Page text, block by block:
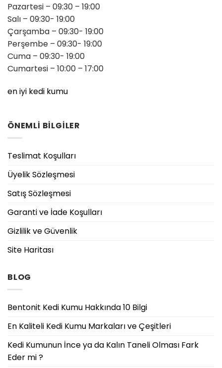
Pazartesi – 09:30 – 19:00
Salı – 09:30- 19:00
Çarşamba – 09:30- 19:00
Perşembe – 09:30- 19:00
Cuma – 09:30- 19:00
Cumartesi – 10:00 – 17:00
en iyi kedi kumu
ÖNEMLİ BİLGİLER
Teslimat Koşulları
Üyelik Sözleşmesi
Satış Sözleşmesi
Garanti ve İade Koşulları
Gizlilik ve Güvenlik
Site Haritası
BLOG
Bentonit Kedi Kumu Hakkında 10 Bilgi
En Kaliteli Kedi Kumu Markaları ve Çeşitleri
Kedi Kumunun İnce ya da Kalın Taneli Olması Fark
Eder mi ?